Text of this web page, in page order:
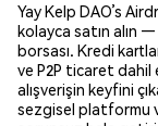
Yay Kelp DAO’s
kolayca satın alın
borsası. Kredi
ve P2P ticaret dahil
alışverişin keyfini
sezgisel platformu